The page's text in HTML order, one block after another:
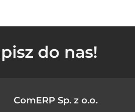
do nas!
ComERP Sp. z o.o.